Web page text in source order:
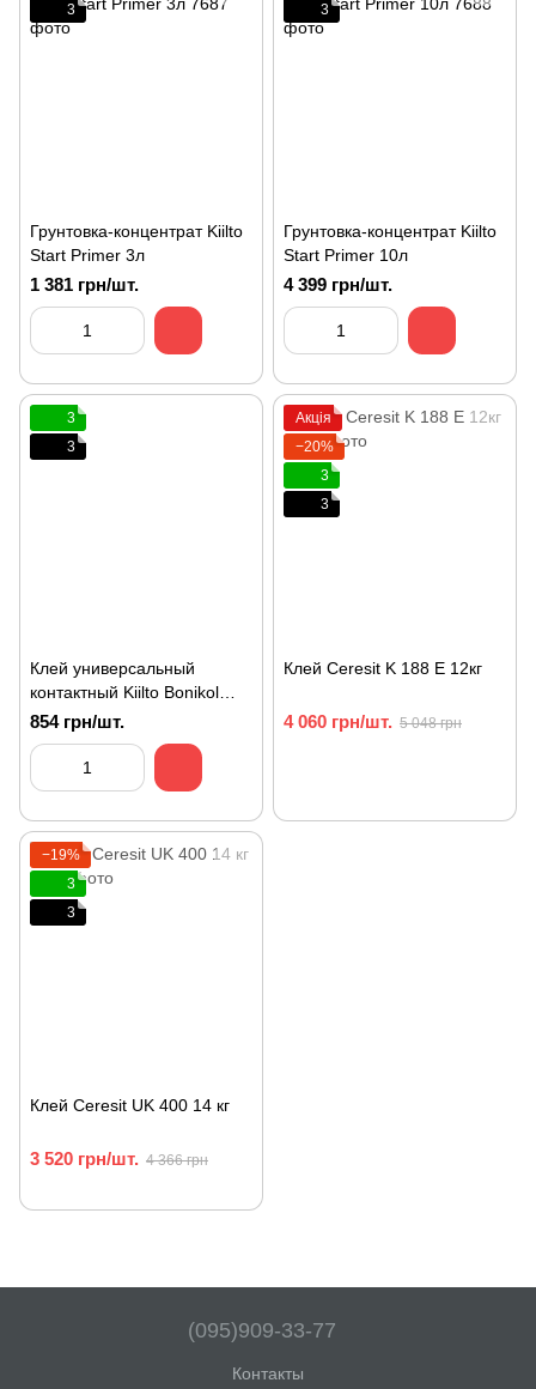
3
Грунтовка-концентрат Kiilto
Start Primer 3л
1 381 грн/шт.
3
Грунтовка-концентрат Kiilto
Start Primer 10л
4 399 грн/шт.
3
3
Клей универсальный
контактный Kiilto Bonikol
КТ-140 1л
854 грн/шт.
Акція
−20%
3
3
Клей Ceresit K 188 E 12кг
4 060 грн/шт. 5 048 грн
−19%
3
3
Клей Ceresit UK 400 14 кг
3 520 грн/шт. 4 366 грн
(095)909-33-77
Контакты